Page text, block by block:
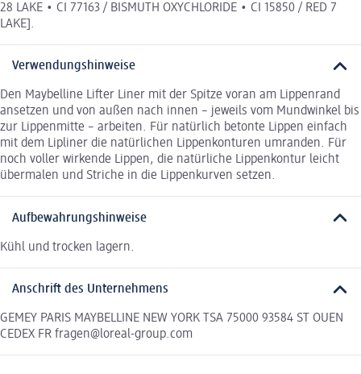
28 LAKE • CI 77163 / BISMUTH OXYCHLORIDE • CI 15850 / RED 7
LAKE].
Verwendungshinweise
Den Maybelline Lifter Liner mit der Spitze voran am Lippenrand
ansetzen und von außen nach innen – jeweils vom Mundwinkel bis
zur Lippenmitte – arbeiten. Für natürlich betonte Lippen einfach
mit dem Lipliner die natürlichen Lippenkonturen umranden. Für
noch voller wirkende Lippen, die natürliche Lippenkontur leicht
übermalen und Striche in die Lippenkurven setzen.
Aufbewahrungshinweise
Kühl und trocken lagern.
Anschrift des Unternehmens
GEMEY PARIS MAYBELLINE NEW YORK TSA 75000 93584 ST OUEN
CEDEX FR fragen@loreal-group.com